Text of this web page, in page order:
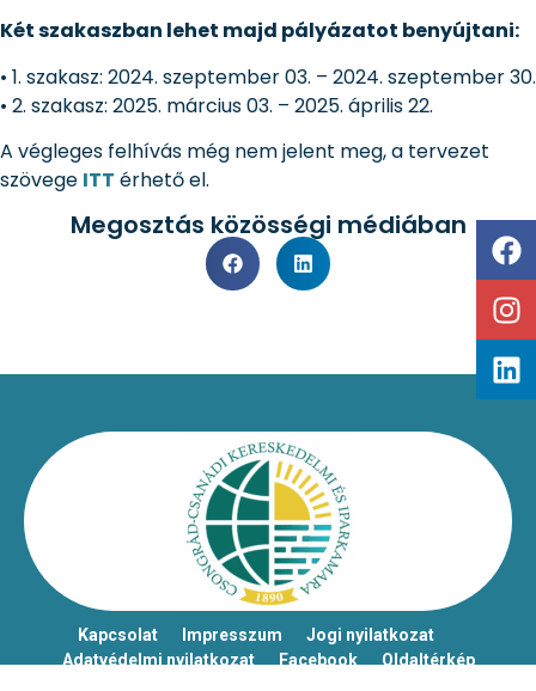
Két szakaszban lehet majd pályázatot benyújtani:
• 1. szakasz: 2024. szeptember 03. – 2024. szeptember 30.
• 2. szakasz: 2025. március 03. – 2025. április 22.
A végleges felhívás még nem jelent meg, a tervezet
szövege ITT érhető el.
Megosztás közösségi médiában
Kapcsolat Impresszum
Jogi nyilatkozat
Adatvédelmi nyilatkozat
Facebook Oldaltérkép